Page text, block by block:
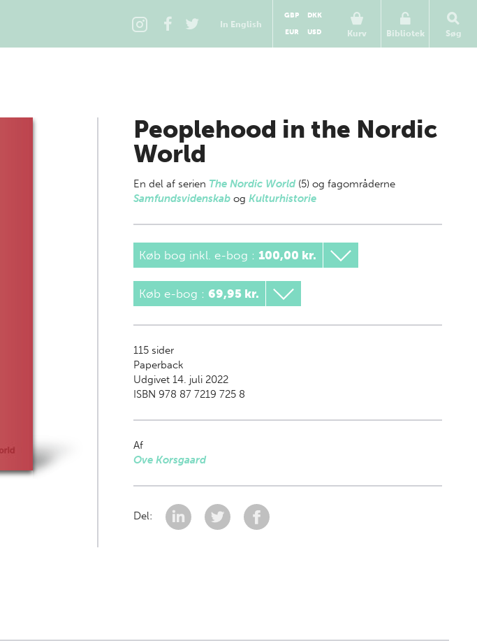
In English
Kurv
GBP
DKK
EUR
USD Bibliotek Søg
Peoplehood in the Nordic
World
En del af serien The Nordic World (5) og fagområderne
Samfundsvidenskabog Kulturhistorie
Køb bog inkl. e-bog : 100,00 kr.
Køb e-bog : 69,95 kr.
115sider
Paperback
Udgivet 14. juli 2022
ISBN 978 87 7219 725 8
Af
Ove Korsgaard
Del: